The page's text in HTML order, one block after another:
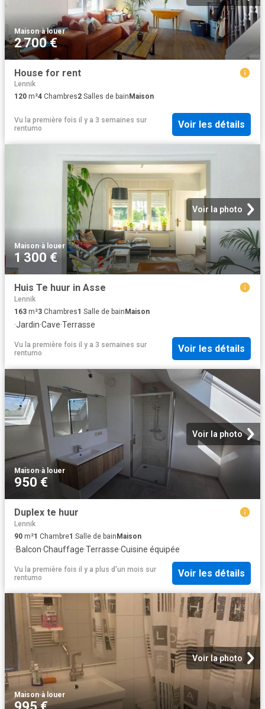
Maison·à louer
2 700 €
House for rent
Lennik
120 m²4 Chambres2 Salles de bain Maison
Vu la première fois il y a 3 semaines sur
rentumo
Voir les détails
Voir la photo
Maison·à louer
1 300 €
Huis Te huur in Asse
Lennik
163 m²3 Chambres1 Salle de bain Maison
·Jardin·Cave·Terrasse
Vu la première fois il y a 3 semaines sur
rentumo
Voir les détails
Voir la photo
Maison·à louer
950 €
Duplex te huur
Lennik
90 m²1 Chambre1 Salle de bainMaison
·Balcon·Chauffage·Terrasse·Cuisine équipée
Vu la première fois il y a plus d'un mois sur
rentumo
Voir les détails
Voir la photo
Maison·à louer